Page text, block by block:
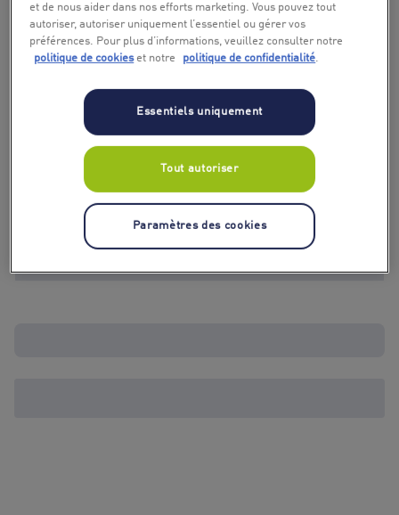
et de nous aider dans nos efforts marketing. Vous pouvez tout
autoriser, autoriser uniquement l’essentiel ou gérer vos
préférences. Pour plus d’informations, veuillez consulter notre
politique de cookieset notre politique de confidentialité.
Essentiels uniquement
Tout autoriser
Paramètres des cookies